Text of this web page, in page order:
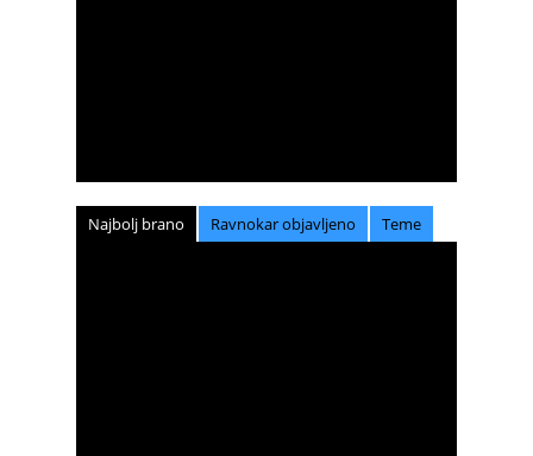
Najbolj brano Ravnokar objavljeno Teme